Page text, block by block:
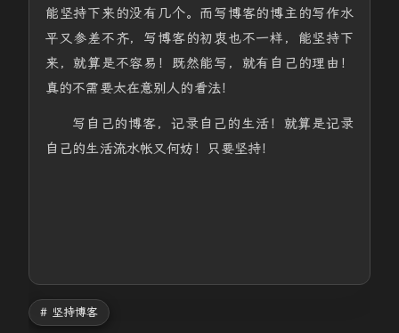
能坚持下来的没有几个。而写博客的博主的写作水
平又参差不齐，写博客的初衷也不一样，能坚持下
来，就算是不容易！既然能写，就有自己的理由！
真的不需要太在意别人的看法！
写自己的博客，记录自己的生活！就算是记录
自己的生活流水帐又何妨！只要坚持！
# 坚持博客